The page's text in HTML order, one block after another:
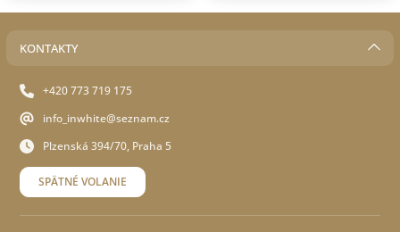
KONTAKTY
+420 773 719 175
info_inwhite@seznam.cz
Plzenská 394/70, Praha 5
SPÄTNÉ VOLANIE